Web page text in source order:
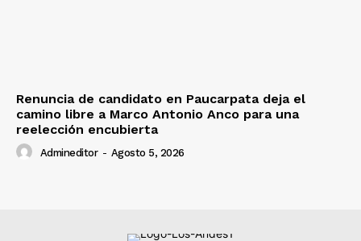
Renuncia de candidato en Paucarpata deja el
camino libre a Marco Antonio Anco para una
reelección encubierta
Admineditor - Agosto 5, 2026